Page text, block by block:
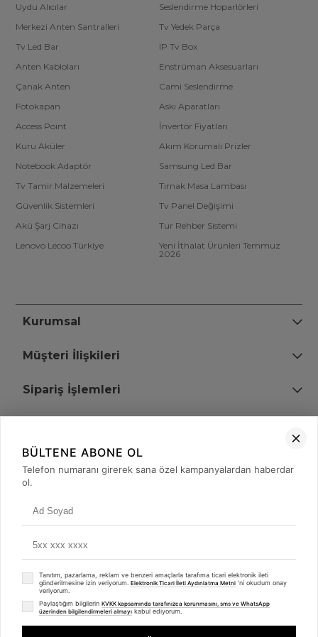
Uydu Alıcılar
Seslendirme Hoparlörleri
Merkezi Anten Santralleri
Tv Yedek Parça
Tv Led Bar
IP Tv Box
Anten Kabloları
Enstrüman Aksesuarları
Çanak Anten
Cami Seslendirme
Fotokapan
Askı Aparatları
Access Point
İnvertör Fiyatları
Kuru Aküler
Akım Korumalı Prizler
Notebook Adaptör
Samsung Led Bar
Tv Tamir Malzemeleri
Tırnak Masa Lambası
Güvenlik Sistemleri
Tv Panel Değişimi
Akü Şarj Cihazı
Tur Rehber Sistemi
Lenovo Lecoo Türkiye
Yeni İthalat Ürünleri Temmuz
2026
Kurumsal
Müşteri İlişkileri
Sipariş İşlemleri
+90 (850) 473 08 08
© 2008 - 2026merterelektronik.com
Whatsapp
BÜLTENE ABONE OL
Telefon numaranı girerek sana özel kampanyalardan haberdar
ol.
Tanıtım, pazarlama, reklam ve benzeri amaçlarla tarafıma ticari elektronik ileti
gönderilmesine izin veriyorum. Elektronik Ticari İleti Aydınlatma Metni 'ni okudum onay
veriyorum.
Paylaştığım bilgilerin KVKK kapsamında tarafınızca korunmasını, sms ve WhatsApp
üzerinden bilgilendirmeleri almayı kabul ediyorum.